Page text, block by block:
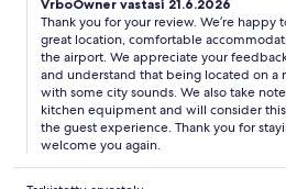
VrboOwner vastasi 21.6.2026
Thank you for your review. We’re
great location, comfortable
the airport. We appreciate your
and understand that being located on a
with some city sounds. We also take
kitchen equipment and will consider
the guest experience. Thank you for
welcome you again.